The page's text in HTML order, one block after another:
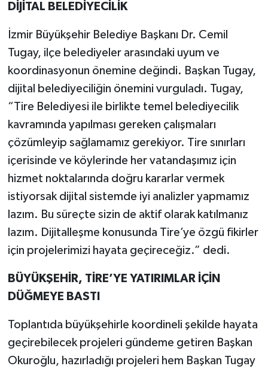
DİJİTAL BELEDİYECİLİK
İzmir Büyükşehir Belediye Başkanı Dr. Cemil
Tugay, ilçe belediyeler arasındaki uyum ve
koordinasyonun önemine değindi. Başkan Tugay,
dijital belediyeciliğin önemini vurguladı. Tugay,
“Tire Belediyesi ile birlikte temel belediyecilik
kavramında yapılması gereken çalışmaları
çözümleyip sağlamamız gerekiyor. Tire sınırları
içerisinde ve köylerinde her vatandaşımız için
hizmet noktalarında doğru kararlar vermek
istiyorsak dijital sistemde iyi analizler yapmamız
lazım. Bu süreçte sizin de aktif olarak katılmanız
lazım. Dijitalleşme konusunda Tire’ye özgü fikirler
için projelerimizi hayata geçireceğiz.” dedi.
BÜYÜKŞEHİR, TİRE’YE YATIRIMLAR İÇİN
DÜĞMEYE BASTI
Toplantıda büyükşehirle koordineli şekilde hayata
geçirebilecek projeleri gündeme getiren Başkan
Okuroğlu, hazırladığı projeleri hem Başkan Tugay